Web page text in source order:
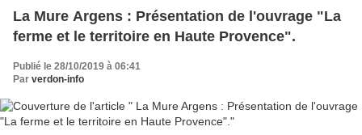
La Mure Argens : Présentation de l'ouvrage "La
ferme et le territoire en Haute Provence".
Publié le 28/10/2019 à 06:41
Par verdon-info